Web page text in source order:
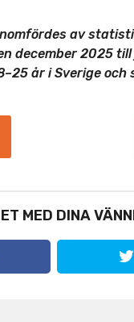
av
december 2025
år i Sverige och
MED DINA